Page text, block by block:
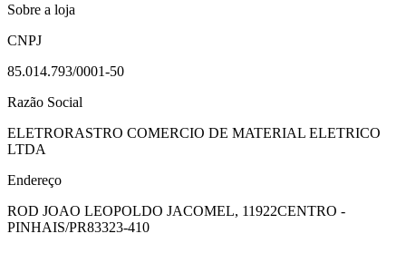
Sobre a loja
CNPJ
85.014.793/0001-50
Razão Social
ELETRORASTRO COMERCIO DE MATERIAL ELETRICO
LTDA
Endereço
ROD JOAO LEOPOLDO JACOMEL, 11922CENTRO -
PINHAIS/PR83323-410